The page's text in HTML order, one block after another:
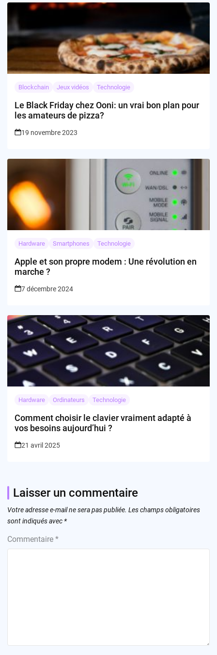
Blockchain Jeux vidéos Technologie
Le Black Friday chez Ooni: un vrai bon plan pour
les amateurs de pizza?
19 novembre 2023
Hardware Smartphones Technologie
Apple et son propre modem : Une révolution en
marche ?
7 décembre 2024
Hardware Ordinateurs Technologie
Comment choisir le clavier vraiment adapté à
vos besoins aujourd’hui ?
21 avril 2025
Laisser un commentaire
Votre adresse e-mail ne sera pas publiée. Les champs obligatoires
sont indiqués avec *
Commentaire *